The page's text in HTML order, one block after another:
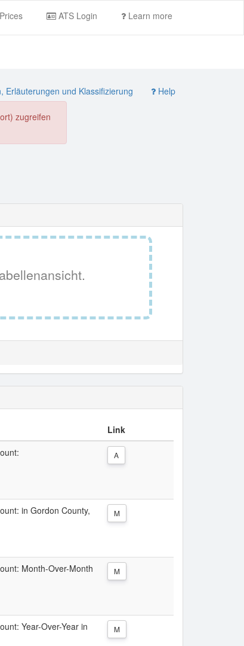
Prices ATS Login Learn more
Erläuterungen und Klassifizierung Help
zugreifen
Link
A
in Gordon County,
M
Month-Over-Month
M
Year-Over-Year in
M